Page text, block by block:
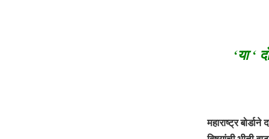
‘या ‘
महाराष्ट्र